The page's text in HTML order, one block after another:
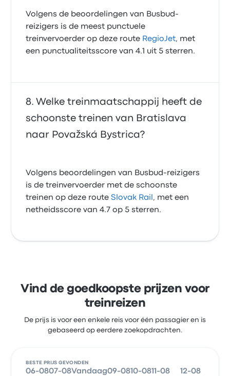
Volgens de beoordelingen van Busbud-
reizigers is de meest punctuele
treinvervoerder op deze route RegioJet, met
een punctualiteitsscore van 4.1 uit 5 sterren.
Welke treinmaatschappij heeft de
schoonste treinen van Bratislava
naar Považská Bystrica?
Volgens beoordelingen van Busbud-reizigers
is de treinvervoerder met de schoonste
treinen op deze routeSlovak Rail , met een
netheidsscore van 4.7 op 5 sterren.
Vind de goedkoopste prijzen voor
treinreizen
De prijs is voor een enkele reis voor één passagier en is
gebaseerd op eerdere zoekopdrachten.
BESTE PRIJS GEVONDEN
06-0807-08Vandaag09-0810-0811-08 12-08